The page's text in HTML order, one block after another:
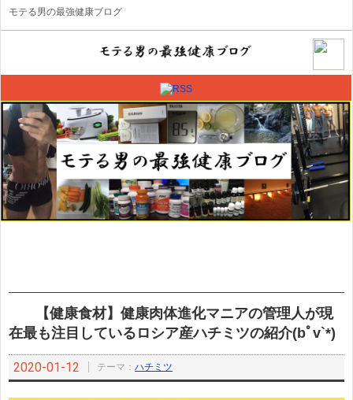
モテる男の最強健康ブログ
【健康食材】健康肉体進化マニアの管理人が現
在最も注目しているロシア産ハチミツの紹介(bﾟv`*)
2020-01-12 テーマ： ハチミツ